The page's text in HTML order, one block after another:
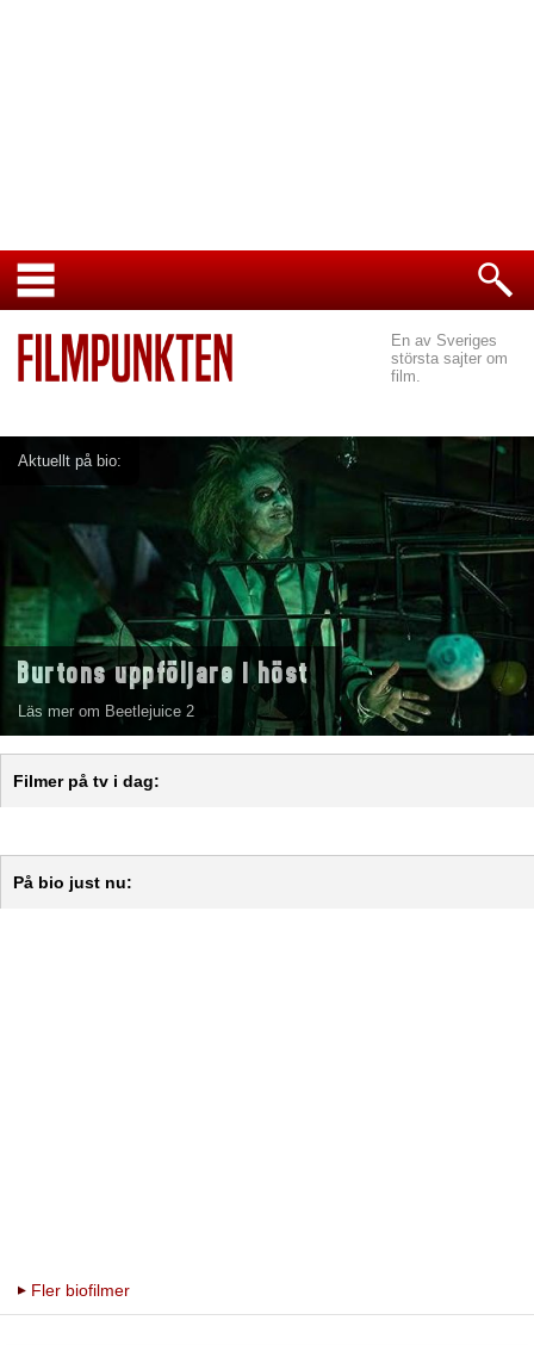
En av Sveriges
största sajter om
film.
Aktuellt på bio:
Burtons uppföljare i höst
Läs mer om Beetlejuice 2
Filmer på tv i dag:
På bio just nu:
Fler biofilmer